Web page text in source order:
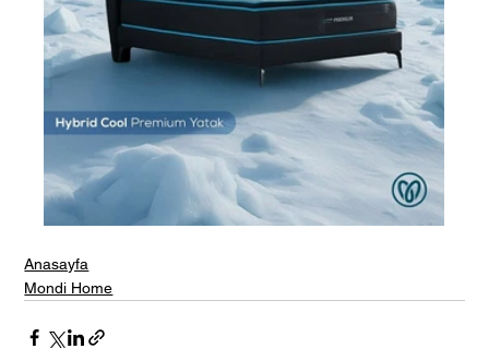
Anasayfa
Mondi Home